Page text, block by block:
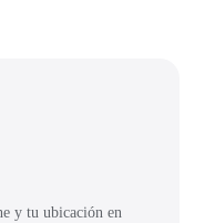
y tu ubicación en